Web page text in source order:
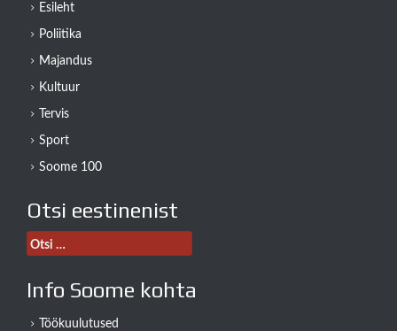
Esileht
Poliitika
Majandus
Kultuur
Tervis
Sport
Soome 100
Otsi eestinenist
Otsi:
Info Soome kohta
Töökuulutused